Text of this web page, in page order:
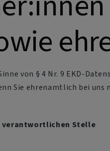
von § 4 Nr. 9 EKD-
Sie ehrenamtlich bei
verantwortlichen Stelle